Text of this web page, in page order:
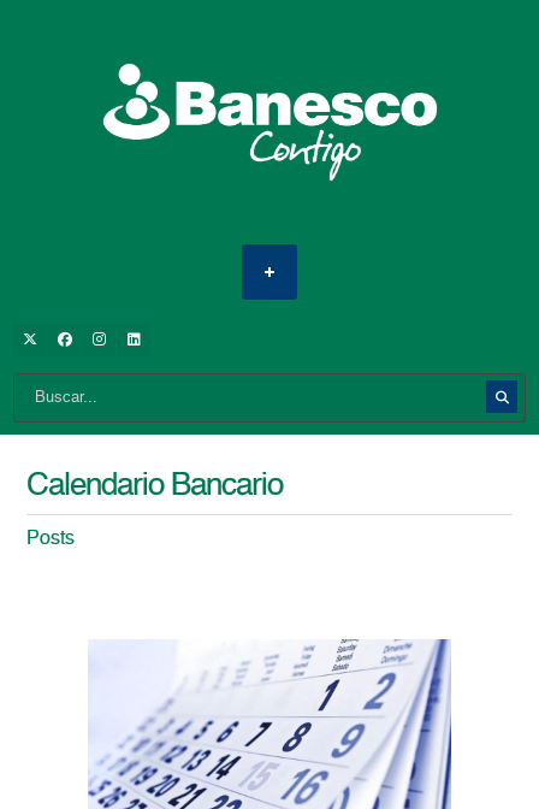
Calendario Bancario
Posts